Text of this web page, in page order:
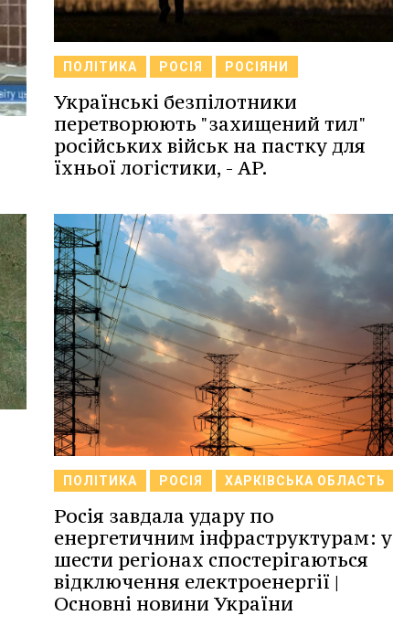
ПОЛІТИКА РОСІЯ РОСІЯНИ
Українські безпілотники
перетворюють "захищений тил"
російських військ на пастку для
їхньої логістики, - AP.
ПОЛІТИКА РОСІЯ ХАРКІВСЬКА ОБЛАСТЬ
Росія завдала удару по
енергетичним інфраструктурам: у
шести регіонах спостерігаються
відключення електроенергії |
Основні новини України